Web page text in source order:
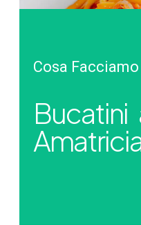
Cosa Facciamo
Bucatini